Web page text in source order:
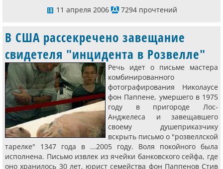
11 апреля 2006
7294 прочтений
В США рассекречено завещание
свидетеля "инцидента в Розвелле"
Речь идет о письме мастера
комбинированного
фотографирования Николаусе
фон Паппене, умершего в 1975
году в пригороде Лос-
Анджелеса и за­вещавшего
своему душеприказчику
вскрыть письмо о "розвеллской
тарелке" 1347 года в ...2005 году. Воля покойного была
исполнена. Письмо извлек из ячейки банковского сейфа, где
оно хранилось 30 лет, юрист семейства фон Паппенов Стив